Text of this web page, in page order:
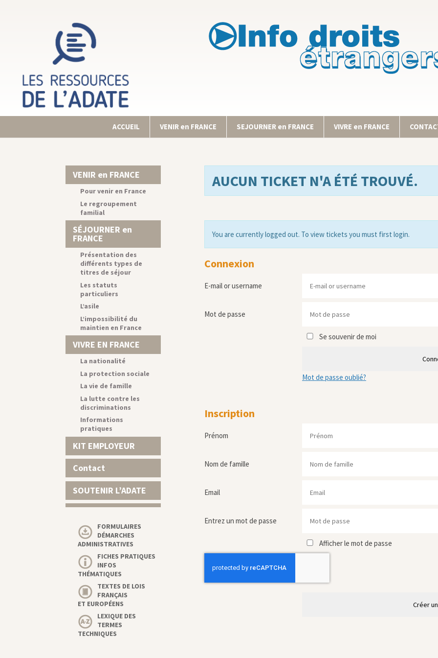
ACCUEIL VENIR en FRANCE SEJOURNER en FRANCE VIVRE en FRANCE
AUCUN TICKET N'A ÉTÉ TROUVÉ.
You are currently logged out. To view tickets you must first login.
Connexion
E-mail or username
Mot de passe
Se souvenir de moi
Mot de passe oublié?
Inscription
Prénom
Nom de famille
Email
Entrez un mot de passe
Afficher le mot de passe
Créer
VENIR en FRANCE
Pour venir en France
Le regroupement
familial
SÉJOURNER en
FRANCE
Présentation des
différents types de
titres de séjour
Les statuts
particuliers
L’asile
L’impossibilité du
maintien en France
VIVRE EN FRANCE
La nationalité
La protection sociale
La vie de famille
La lutte contre les
discriminations
Informations
pratiques
KIT EMPLOYEUR
Contact
SOUTENIR L’ADATE
FORMULAIRES
DÉMARCHES
ADMINISTRATIVES
FICHES PRATIQUES
INFOS
THÉMATIQUES
TEXTES DE LOIS
FRANÇAIS
ET EUROPÉENS
LEXIQUE DES
TERMES
TECHNIQUES